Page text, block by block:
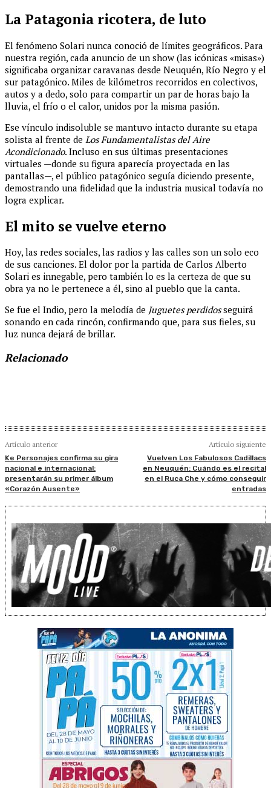
La Patagonia ricotera, de luto
El fenómeno Solari nunca conoció de límites geográficos. Para
nuestra región, cada anuncio de un show (las icónicas «misas»)
significaba organizar caravanas desde Neuquén, Río Negro y el
sur patagónico. Miles de kilómetros recorridos en colectivos,
autos y a dedo, solo para compartir un par de horas bajo la
lluvia, el frío o el calor, unidos por la misma pasión.
Ese vínculo indisoluble se mantuvo intacto durante su etapa
solista al frente de Los Fundamentalistas del Aire
Acondicionado. Incluso en sus últimas presentaciones
virtuales —donde su figura aparecía proyectada en las
pantallas—, el público patagónico seguía diciendo presente,
demostrando una fidelidad que la industria musical todavía no
logra explicar.
El mito se vuelve eterno
Hoy, las redes sociales, las radios y las calles son un solo eco
de sus canciones. El dolor por la partida de Carlos Alberto
Solari es innegable, pero también lo es la certeza de que su
obra ya no le pertenece a él, sino al pueblo que la canta.
Se fue el Indio, pero la melodía de Juguetes perdidosseguirá
sonando en cada rincón, confirmando que, para sus fieles, su
luz nunca dejará de brillar.
Relacionado
Artículo anterior
Ke Personajes confirma su gira
nacional e internacional:
presentarán su primer álbum
«Corazón Ausente»
Artículo siguiente
Vuelven Los Fabulosos Cadillacs
en Neuquén: Cuándo es el recital
en el Ruca Che y cómo conseguir
entradas